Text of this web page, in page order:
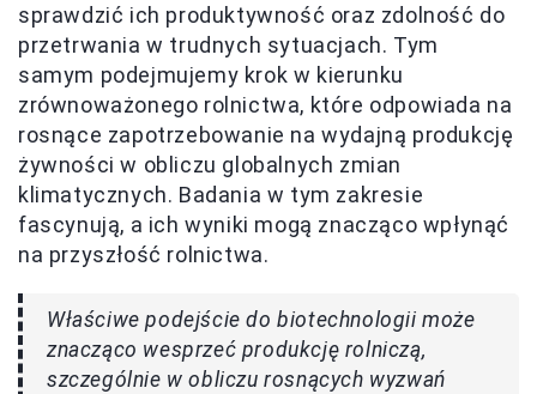
sprawdzić ich produktywność oraz zdolność do
przetrwania w trudnych sytuacjach. Tym
samym podejmujemy krok w kierunku
zrównoważonego rolnictwa, które odpowiada na
rosnące zapotrzebowanie na wydajną produkcję
żywności w obliczu globalnych zmian
klimatycznych. Badania w tym zakresie
fascynują, a ich wyniki mogą znacząco wpłynąć
na przyszłość rolnictwa.
Właściwe podejście do biotechnologii może
znacząco wesprzeć produkcję rolniczą,
szczególnie w obliczu rosnących wyzwań